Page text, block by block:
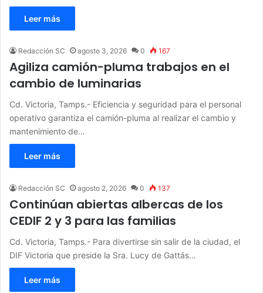
Leer más
Redacción SC agosto 3, 2026 0 167
Agiliza camión-pluma trabajos en el
cambio de luminarias
Cd. Victoria, Tamps.- Eficiencia y seguridad para el personal
operativo garantiza el camión-pluma al realizar el cambio y
mantenimiento de…
Leer más
Redacción SC agosto 2, 2026 0 137
Continúan abiertas albercas de los
CEDIF 2 y 3 para las familias
Cd. Victoria, Tamps.- Para divertirse sin salir de la ciudad, el
DIF Victoria que preside la Sra. Lucy de Gattás…
Leer más